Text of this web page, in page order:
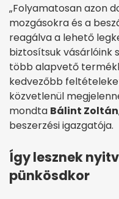
„Folyamatosan azon
mozgásokra és a
reagálva a lehető
biztosítsuk vásárlóink
több alapvető
kedvezőbb
közvetlenül
mondta Bálint Zoltán
beszerzési igazgatója.
Így lesznek
pünkösdkor